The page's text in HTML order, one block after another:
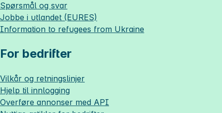
Spørsmål og svar
Jobbe i utlandet (EURES)
Information to refugees from Ukraine
For bedrifter
Vilkår og retningslinjer
Hjelp til innlogging
Overføre annonser med API